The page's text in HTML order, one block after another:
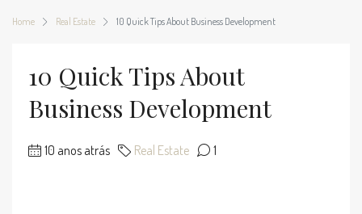
Home Real Estate 10 Quick Tips About Business Development
10 Quick Tips About
Business Development
10 anos atrás Real Estate 1